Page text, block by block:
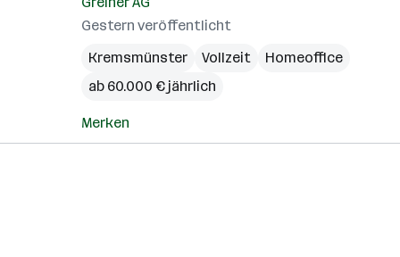
Gestern veröffentlicht
Kremsmünster
Vollzeit
Homeoffice
ab 60.000 € jährlich
Merken